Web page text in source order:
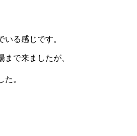
る感じです。
で来ましたが、
。